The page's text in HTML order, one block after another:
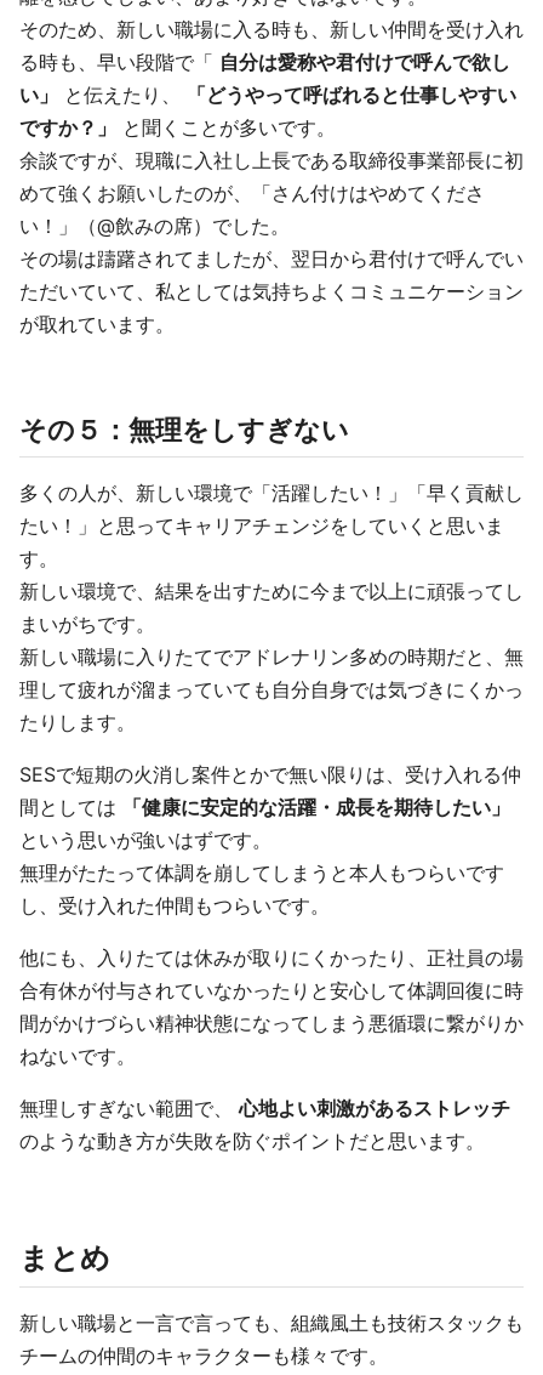
そのため、新しい職場に入る時も、新しい仲間を受け入れ
る時も、早い段階で「 自分は愛称や君付けで呼んで欲し
い」
と伝えたり、
「どうやって呼ばれると仕事しやすい
ですか？」
と聞くことが多いです。
余談ですが、現職に入社し上長である取締役事業部長に初
めて強くお願いしたのが、「さん付けはやめてくださ
い！」（@飲みの席）でした。
その場は躊躇されてましたが、翌日から君付けで呼んでい
ただいていて、私としては気持ちよくコミュニケーション
が取れています。
その５：無理をしすぎない
多くの人が、新しい環境で「活躍したい！」「早く貢献し
たい！」と思ってキャリアチェンジをしていくと思いま
す。
新しい環境で、結果を出すために今まで以上に頑張ってし
まいがちです。
新しい職場に入りたてでアドレナリン多めの時期だと、無
理して疲れが溜まっていても自分自身では気づきにくかっ
たりします。
SESで短期の火消し案件とかで無い限りは、受け入れる仲
間としては
「健康に安定的な活躍・成長を期待したい」
という思いが強いはずです。
無理がたたって体調を崩してしまうと本人もつらいです
し、受け入れた仲間もつらいです。
他にも、入りたては休みが取りにくかったり、正社員の場
合有休が付与されていなかったりと安心して体調回復に時
間がかけづらい精神状態になってしまう悪循環に繋がりか
ねないです。
無理しすぎない範囲で、心地よい刺激があるストレッチ
のような動き方が失敗を防ぐポイントだと思います。
まとめ
新しい職場と一言で言っても、組織風土も技術スタックも
チームの仲間のキャラクターも様々です。